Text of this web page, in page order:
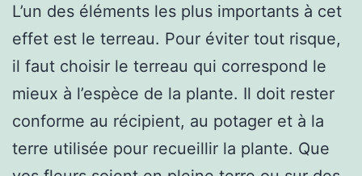
L’un des éléments les plus importants à cet
effet est le terreau. Pour éviter tout risque,
il faut choisir le terreau qui correspond le
mieux à l’espèce de la plante. Il doit rester
conforme au récipient, au potager et à la
terre utilisée pour recueillir la plante. Que